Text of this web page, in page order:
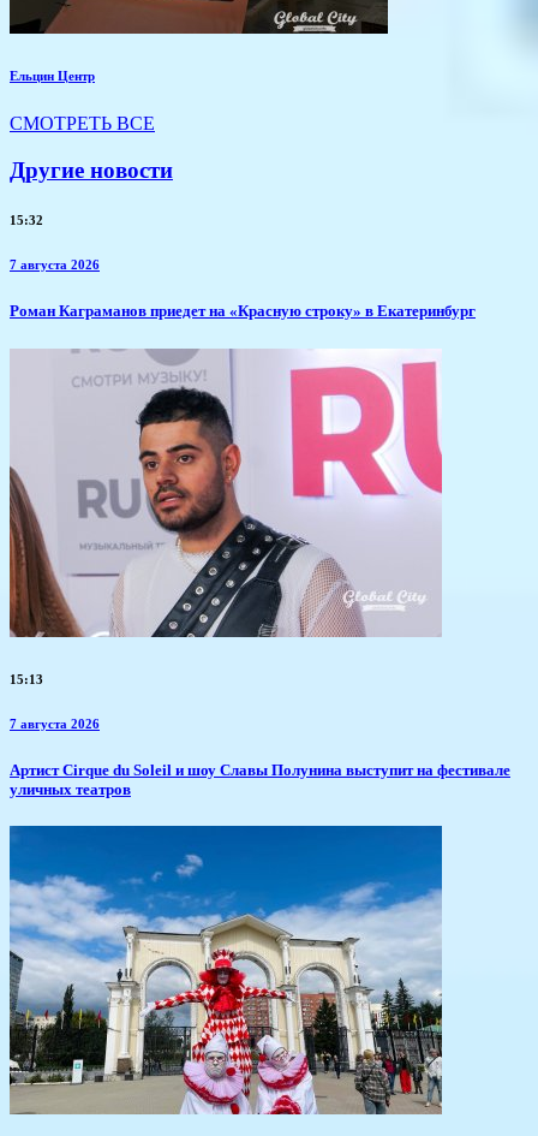
Ельцин Центр
СМОТРЕТЬ ВСЕ
Другие новости
15:32
7 августа 2026
​Роман Каграманов приедет на «Красную строку» в Екатеринбург
15:13
7 августа 2026
Артист Cirque du Soleil и шоу Славы Полунина выступит на фестивале
уличных театров